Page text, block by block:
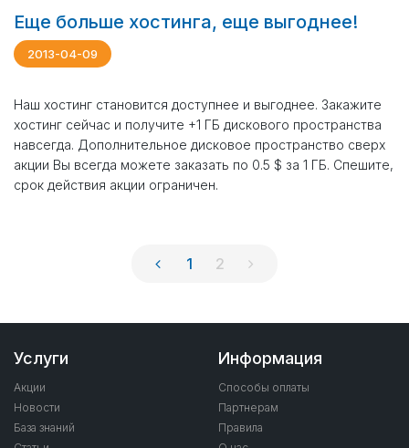
Еще больше хостинга, еще выгоднее!
2013-04-09
Наш хостинг становится доступнее и выгоднее. Закажите
хостинг сейчас и получите +1 ГБ дискового пространства
навсегда. Дополнительное дисковое пространство сверх
акции Вы всегда можете заказать по 0.5 $ за 1 ГБ. Спешите,
срок действия акции ограничен.
1 2
Услуги
Акции
Новости
База знаний
Информация
Способы оплаты
Партнерам
Правила